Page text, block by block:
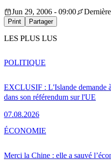
Jun 29, 2006 - 09:00
Print Partager
LES PLUS LUS
EXCLUSIF : L'Islande demande
dans son référendum sur l'UE
07.08.2026
POLITIQUE
Merci la Chine : elle a sauvé
ÉCONOMIE